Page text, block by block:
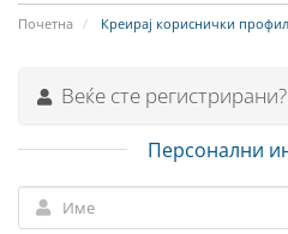
Почетна Креирај кориснички профил
Веќе сте регистрирани?
Персонални